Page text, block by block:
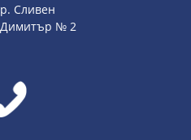
Сливен
Димитър № 2